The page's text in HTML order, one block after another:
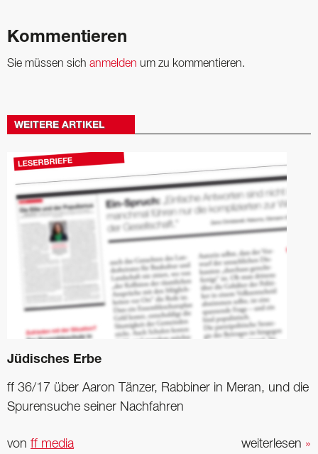
Kommentieren
Sie müssen sich anmelden um zu kommentieren.
WEITERE ARTIKEL
Jüdisches Erbe
ff 36/17 über Aaron Tänzer, Rabbiner in Meran, und die
Spurensuche seiner Nachfahren
weiterlesen »
von ff media